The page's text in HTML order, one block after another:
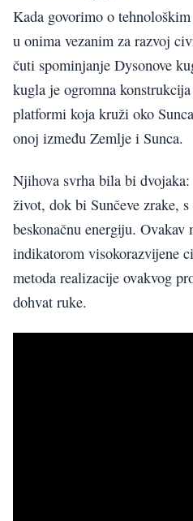
Kada govorimo o
u onima vezanim za razvoj
čuti spominjanje Dysonove
kugla je ogromna
platformi koja kruži oko
onoj između Zemlje i Sunca.
Njihova svrha bila bi
život, dok bi Sunčeve zrake,
beskonačnu energiju. Ovakav
indikatorom visokorazvijene
metoda realizacije ovakvog
dohvat ruke.